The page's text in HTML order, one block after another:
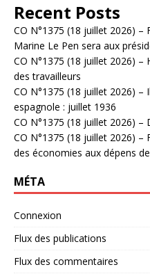
Recent Posts
CO N°1375 (18 juillet 2026)
Marine Le Pen sera aux
CO N°1375 (18 juillet 2026) –
des travailleurs
CO N°1375 (18 juillet 2026) –
espagnole : juillet 1936
CO N°1375 (18 juillet 2026) –
CO N°1375 (18 juillet 2026) –
des économies aux dépens
MÉTA
Connexion
Flux des publications
Flux des commentaires